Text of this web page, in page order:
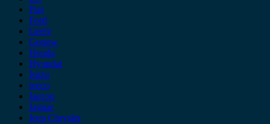
Fiat
Ford
Geely
Gonow
Honda
Hyundai
Isuzu
iveco
Jaecoo
Jaguar
Jeep Chrysler